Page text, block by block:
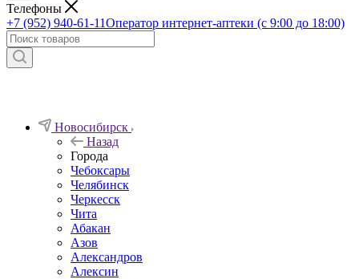
Телефоны
+7 (952) 940-61-11Оператор интернет-аптеки (с 9:00 до 18:00)
Новосибирск
Назад
Города
Чебоксары
Челябинск
Черкесск
Чита
Абакан
Азов
Александров
Алексин